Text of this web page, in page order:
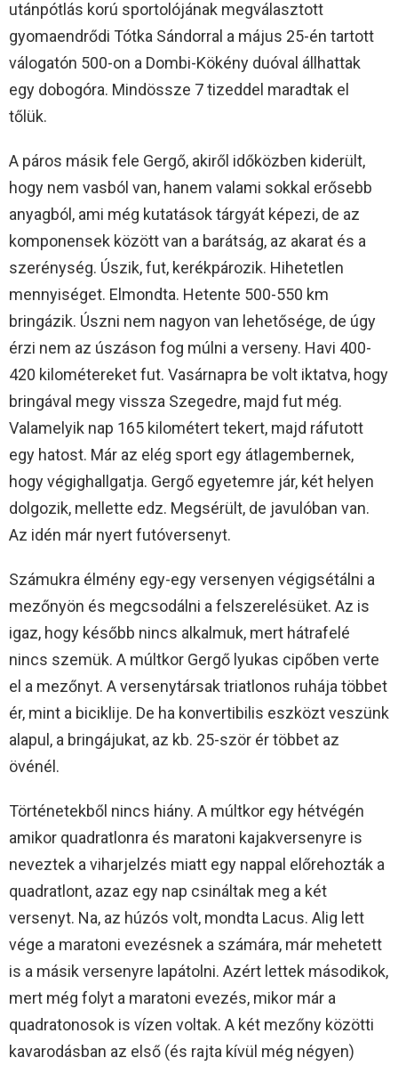
utánpótlás korú sportolójának megválasztott
gyomaendrődi Tótka Sándorral a május 25-én tartott
válogatón 500-on a Dombi-Kökény duóval állhattak
egy dobogóra. Mindössze 7 tizeddel maradtak el
tőlük.
A páros másik fele Gergő, akiről időközben kiderült,
hogy nem vasból van, hanem valami sokkal erősebb
anyagból, ami még kutatások tárgyát képezi, de az
komponensek között van a barátság, az akarat és a
szerénység. Úszik, fut, kerékpározik. Hihetetlen
mennyiséget. Elmondta. Hetente 500-550 km
bringázik. Úszni nem nagyon van lehetősége, de úgy
érzi nem az úszáson fog múlni a verseny. Havi 400-
420 kilométereket fut. Vasárnapra be volt iktatva, hogy
bringával megy vissza Szegedre, majd fut még.
Valamelyik nap 165 kilométert tekert, majd ráfutott
egy hatost. Már az elég sport egy átlagembernek,
hogy végighallgatja. Gergő egyetemre jár, két helyen
dolgozik, mellette edz. Megsérült, de javulóban van.
Az idén már nyert futóversenyt.
Számukra élmény egy-egy versenyen végigsétálni a
mezőnyön és megcsodálni a felszerelésüket. Az is
igaz, hogy később nincs alkalmuk, mert hátrafelé
nincs szemük. A múltkor Gergő lyukas cipőben verte
el a mezőnyt. A versenytársak triatlonos ruhája többet
ér, mint a biciklije. De ha konvertibilis eszközt veszünk
alapul, a bringájukat, az kb. 25-ször ér többet az
övénél.
Történetekből nincs hiány. A múltkor egy hétvégén
amikor quadratlonra és maratoni kajakversenyre is
neveztek a viharjelzés miatt egy nappal előrehozták a
quadratlont, azaz egy nap csináltak meg a két
versenyt. Na, az húzós volt, mondta Lacus. Alig lett
vége a maratoni evezésnek a számára, már mehetett
is a másik versenyre lapátolni. Azért lettek másodikok,
mert még folyt a maratoni evezés, mikor már a
quadratonosok is vízen voltak. A két mezőny közötti
kavarodásban az első (és rajta kívül még négyen)